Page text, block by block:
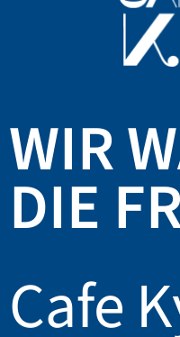
WIR
DIE
Cafe